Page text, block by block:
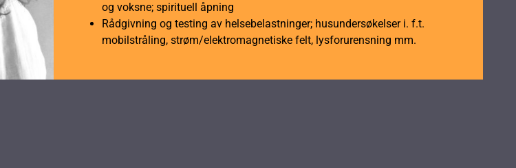
og voksne; spirituell åpning
Rådgivning og testing av helsebelastninger; husundersøkelser i. f.t.
mobilstråling, strøm/elektromagnetiske felt, lysforurensning mm.